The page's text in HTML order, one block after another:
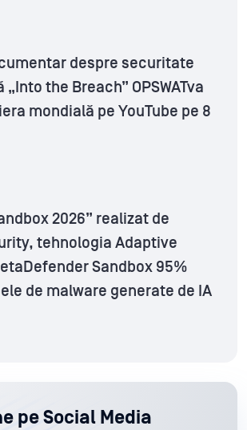
despre securitate
the Breach” OPSWATva
mondială pe YouTube pe 8
2026” realizat de
tehnologia Adaptive
Sandbox 95%
de malware generate de IA
pe Social Media